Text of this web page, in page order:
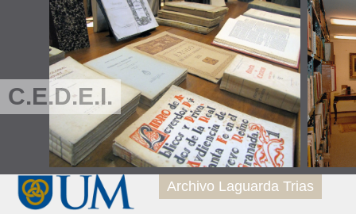
C.E.D.E.I.
Archivo Laguarda Trias